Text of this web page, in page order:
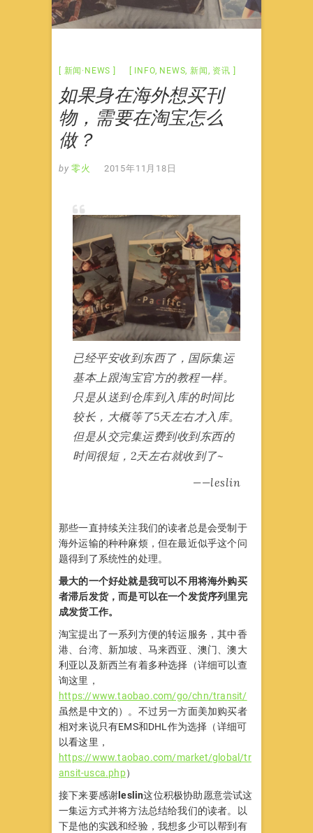
新闻·NEWS INFO, NEWS, 新闻 , 资讯
如果身在海外想买刊
物，需要在淘宝怎么
做？
by 零火 2015年11月18日
已经平安收到东西了，国际集运
基本上跟淘宝官方的教程一样。
只是从送到仓库到入库的时间比
较长，大概等了5天左右才入库。
但是从交完集运费到收到东西的
时间很短，2天左右就收到了~
——leslin
那些一直持续关注我们的读者总是会受制于
海外运输的种种麻烦，但在最近似乎这个问
题得到了系统性的处理。
最大的一个好处就是我可以不用将海外购买
者滞后发货，而是可以在一个发货序列里完
成发货工作。
淘宝提出了一系列方便的转运服务，其中香
港、台湾、新加坡、马来西亚、澳门、澳大
利亚以及新西兰有着多种选择（详细可以查
询这里，
https://www.taobao.com/go/chn/transit/
虽然是中文的）。不过另一方面美加购买者
相对来说只有EMS和DHL作为选择（详细可
以看这里，
https://www.taobao.com/market/global/tr
ansit-usca.php）
接下来要感谢 leslin这位积极协助愿意尝试这
一集运方式并将方法总结给我们的读者。以
下是他的实践和经验，我想多少可以帮到有